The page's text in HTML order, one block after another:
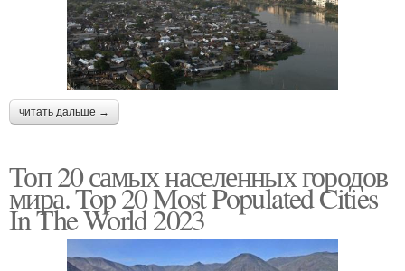
читать дальше →
Топ 20 самых населенных городов
мира. Top 20 Most Populated Cities
In The World 2023